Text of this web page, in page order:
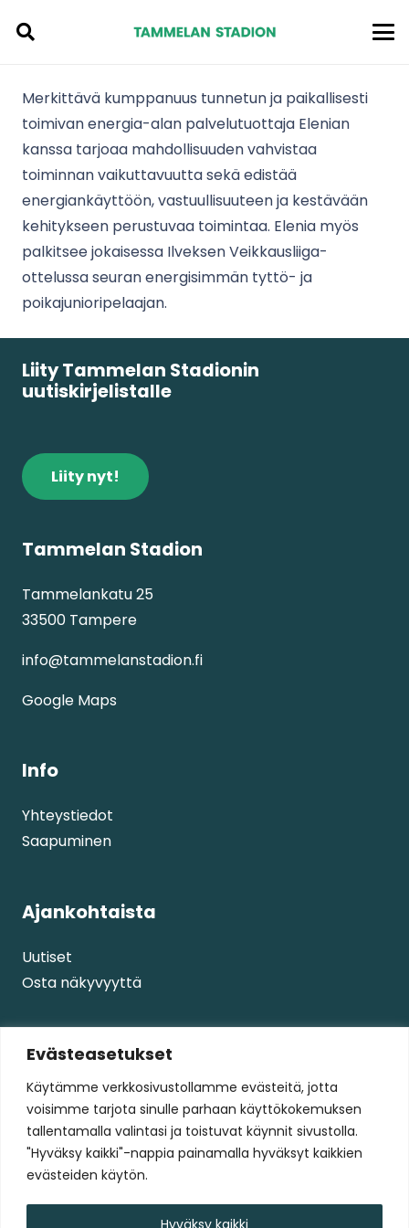
Evästeasetukset
Käytämme verkkosivustollamme evästeitä, jotta
voisimme tarjota sinulle parhaan käyttökokemuksen
tallentamalla valintasi ja toistuvat käynnit sivustolla.
"Hyväksy kaikki"-nappia painamalla hyväksyt kaikkien
evästeiden käytön.
Hyväksy kaikki
Merkittävä kumppanuus tunnetun ja paikallisesti
toimivan energia-alan palvelutuottaja Elenian
kanssa tarjoaa mahdollisuuden vahvistaa
toiminnan vaikuttavuutta sekä edistää
energiankäyttöön, vastuullisuuteen ja kestävään
kehitykseen perustuvaa toimintaa. Elenia myös
palkitsee jokaisessa Ilveksen Veikkausliiga-
ottelussa seuran energisimmän tyttö- ja
poikajunioripelaajan.
Liity Tammelan Stadionin
uutiskirjelistalle
Liity nyt!
Tammelan Stadion
Tammelankatu 25
33500 Tampere
info@tammelanstadion.fi
Google Maps
Info
Yhteystiedot
Saapuminen
Ajankohtaista
Uutiset
Osta näkyvyyttä
Palvelut
Palvelut
Tapahtumat